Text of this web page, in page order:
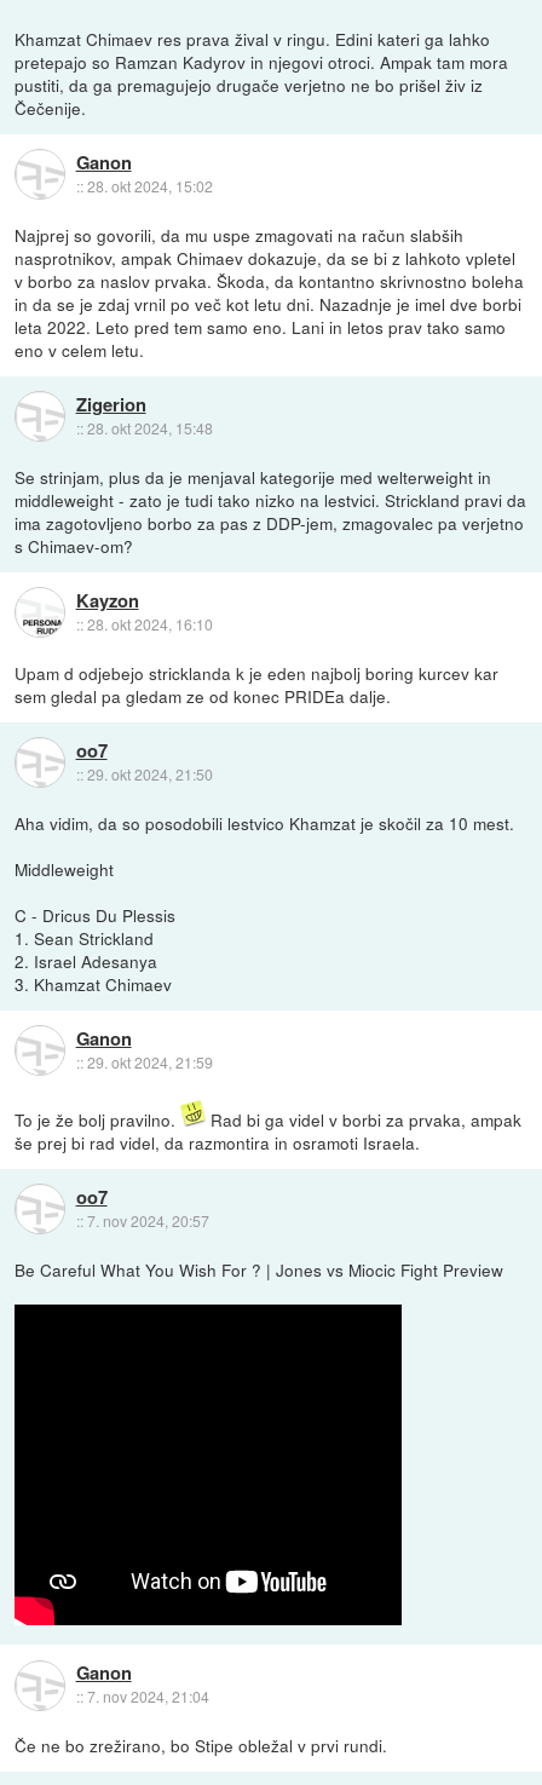
Khamzat Chimaev res prava žival v ringu. Edini kateri ga lahko
pretepajo so Ramzan Kadyrov in njegovi otroci. Ampak tam mora
pustiti, da ga premagujejo drugače verjetno ne bo prišel živ iz
Čečenije.
Ganon
::28. okt 2024, 15:02
Najprej so govorili, da mu uspe zmagovati na račun slabših
nasprotnikov, ampak Chimaev dokazuje, da se bi z lahkoto vpletel
v borbo za naslov prvaka. Škoda, da kontantno skrivnostno boleha
in da se je zdaj vrnil po več kot letu dni. Nazadnje je imel dve borbi
leta 2022. Leto pred tem samo eno. Lani in letos prav tako samo
eno v celem letu.
Zigerion
::28. okt 2024, 15:48
Se strinjam, plus da je menjaval kategorije med welterweight in
middleweight - zato je tudi tako nizko na lestvici. Strickland pravi da
ima zagotovljeno borbo za pas z DDP-jem, zmagovalec pa verjetno
s Chimaev-om?
Kayzon
::28. okt 2024, 16:10
Upam d odjebejo stricklanda k je eden najbolj boring kurcev kar
sem gledal pa gledam ze od konec PRIDEa dalje.
oo7
::29. okt 2024, 21:50
Aha vidim, da so posodobili lestvico Khamzat je skočil za 10 mest.
Middleweight
C - Dricus Du Plessis
1. Sean Strickland
2. Israel Adesanya
3. Khamzat Chimaev
Ganon
::29. okt 2024, 21:59
To je že bolj pravilno.
Rad bi ga videl v borbi za prvaka, ampak
še prej bi rad videl, da razmontira in osramoti Israela.
oo7
::7. nov 2024, 20:57
Be Careful What You Wish For ? | Jones vs Miocic Fight Preview
Ganon
::7. nov 2024, 21:04
Če ne bo zrežirano, bo Stipe obležal v prvi rundi.